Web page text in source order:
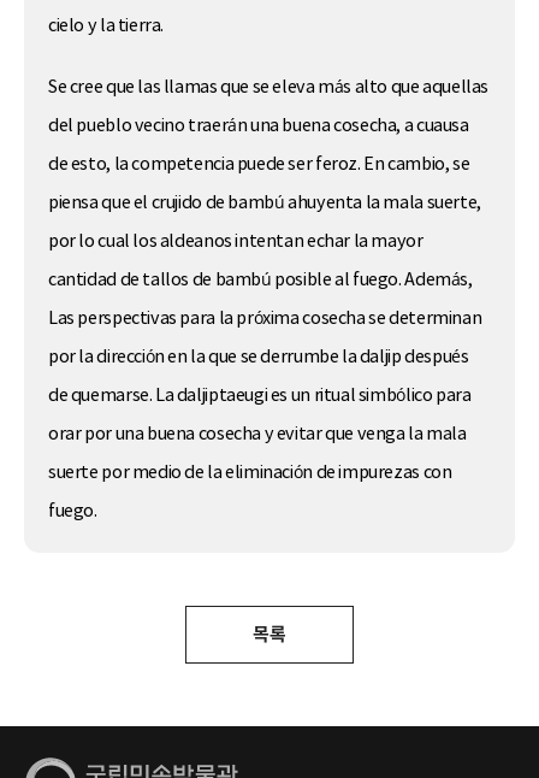
cielo y la tierra.
Se cree que las llamas que se eleva más alto que aquellas
del pueblo vecino traerán una buena cosecha, a cuausa
de esto, la competencia puede ser feroz. En cambio, se
piensa que el crujido de bambú ahuyenta la mala suerte,
por lo cual los aldeanos intentan echar la mayor
cantidad de tallos de bambú posible al fuego. Además,
Las perspectivas para la próxima cosecha se determinan
por la dirección en la que se derrumbe la daljip después
de quemarse. La daljiptaeugi es un ritual simbólico para
orar por una buena cosecha y evitar que venga la mala
suerte por medio de la eliminación de impurezas con
fuego.
목록